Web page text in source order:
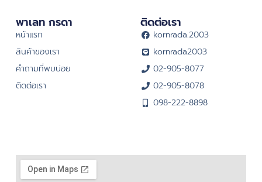
พาเลท กรดา
หน้าแรก
สินค้าของเรา
คำถามที่พบบ่อย
ติดต่อเรา
ติดต่อเรา
kornrada.2003
kornrada2003
02-905-8077
02-905-8078
098-222-8898